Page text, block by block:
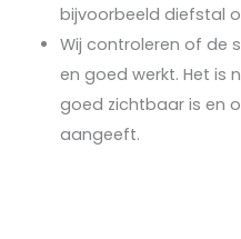
bijvoorbeeld diefstal
Wij controleren of de
en goed werkt. Het is
goed zichtbaar is en
aangeeft.